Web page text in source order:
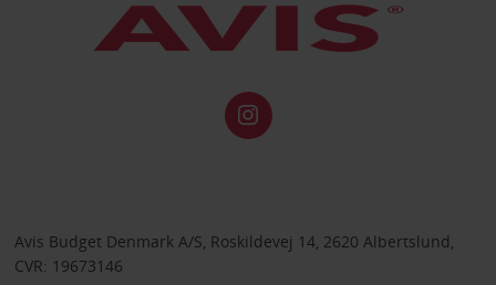
Avis Budget Denmark A/S, Roskildevej 14, 2620 Albertslund,
CVR: 19673146